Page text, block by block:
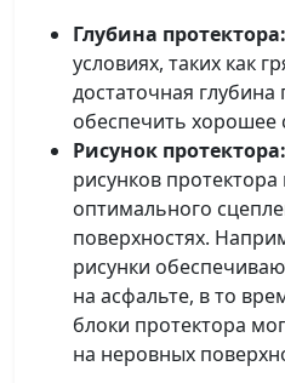
Глубина протектора:
условиях, таких как
достаточная
обеспечить хорошее
Рисунок протектора:
рисунков
оптимального
поверхностях.
рисунки
на асфальте, в то
блоки протектора
на неровных